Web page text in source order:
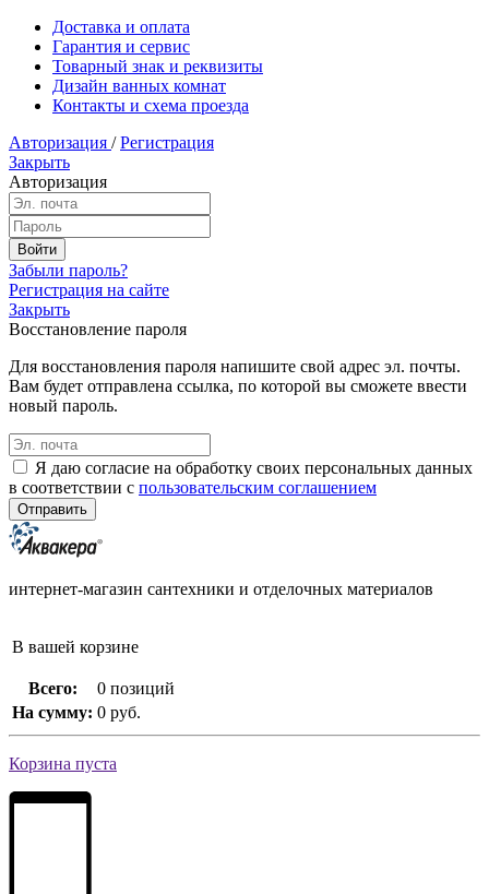
Доставка и оплата
Гарантия и сервис
Товарный знак и реквизиты
Дизайн ванных комнат
Контакты и схема проезда
Авторизация / Регистрация
Закрыть
Авторизация
Забыли пароль?
Регистрация на сайте
Закрыть
Восстановление пароля
Для восстановления пароля напишите свой адрес эл. почты.
Вам будет отправлена ссылка, по которой вы сможете ввести
новый пароль.
Я даю согласие на обработку своих персональных данных
в соответствии с пользовательским соглашением
интернет-магазин сантехники и отделочных материалов
В вашей корзине
Всего:
0 позиций
На сумму: 0 руб.
Корзина пуста